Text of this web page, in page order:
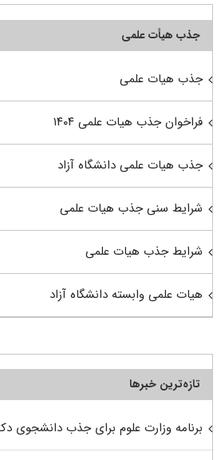
جذب هیأت علمی
جذب هیات علمی
فراخوان جذب هیات علمی ۱۴۰۴
جذب هیات علمی دانشگاه آزاد
شرایط سنی جذب هیات علمی
شرایط جذب هیات علمی
هیات علمی وابسته دانشگاه آزاد
تازه‌ترین خبرها
برنامه وزارت علوم برای جذب دانشجوی